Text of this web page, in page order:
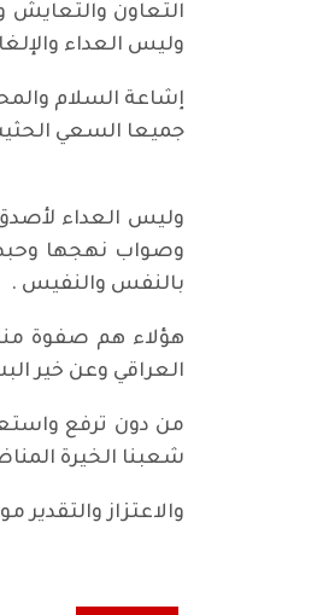
التعاون والتعايش
وليس العداء
إشاعة السلام
جميعا السعي
وليس العداء
وصواب نهجها
بالنفس والنفيس .
هؤلاء هم صفوة
العراقي وعن خير
من دون ترفع
شعبنا الخيرة
والاعتزاز